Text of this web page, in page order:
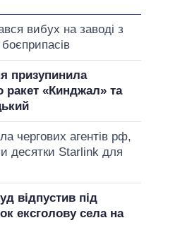
вибух на заводі з
призупинила
ракет «Кинджал» та
чергових агентів рф,
десятки Starlink для
відпустив під
ексголову села на